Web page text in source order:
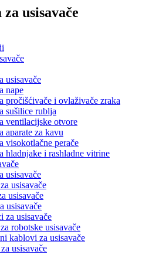
usisavače
usisavače
nape
pročišćivače i ovlaživače zraka
sušilice rublja
ventilacijske otvore
aparate za kavu
visokotlačne perače
hladnjake i rashladne vitrine
usisavače
usisavače
usisavače
usisavače
za usisavače
robotske usisavače
kablovi za usisavače
usisavače